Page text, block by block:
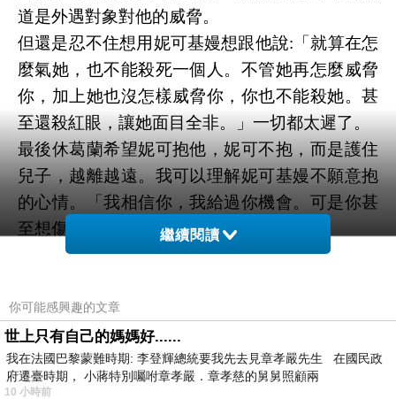
道是外遇對象對他的威脅。
但還是忍不住想用妮可基嫚想跟他說:「就算在怎
麼氣她，也不能殺死一個人。 不管她再怎麼威脅
你，加上她也沒怎樣威脅你，你也不能殺她。甚
至還殺紅眼，讓她面目全非。」一切都太遲了。
最後休葛蘭希望妮可抱他，妮可不抱，而是護住
兒子，越離越遠。我可以理解妮可基嫚不願意抱
的心情。「我相信你，我給過你機會。可是你甚
至想傷害我們的兒子。你，我有點怕。」
不過要相信自己身邊的人會做壞事，真的是很不
編劇寫得好，我猜原著應該也不錯，值得請上大
明星來演。
雖然看完心情會不好，但還是一齣好劇，值得一
看。
繼續閱讀
你可能感興趣的文章
世上只有自己的媽媽好......
我在法國巴黎蒙難時期: 李登輝總統要我先去見章孝嚴先生 在國民政
府遷臺時期， 小蔣特別囑咐章孝嚴．章孝慈的舅舅照顧兩
10 小時前